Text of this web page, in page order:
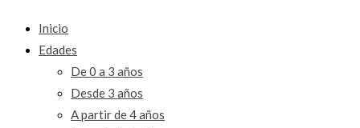
Inicio
Edades
De 0 a 3 años
Desde 3 años
A partir de 4 años